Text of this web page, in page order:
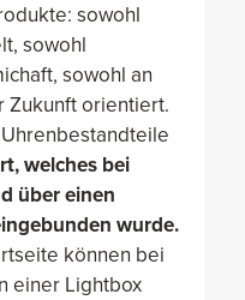
sowohl
sowohl
sowohl an
Zukunft orientiert.
welches bei
über einen
wurde.
können bei
einer Lightbox